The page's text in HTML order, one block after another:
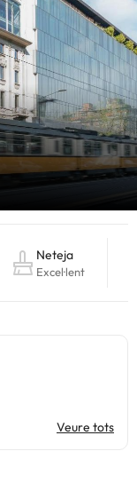
Neteja
Excel·lent
Veure tots